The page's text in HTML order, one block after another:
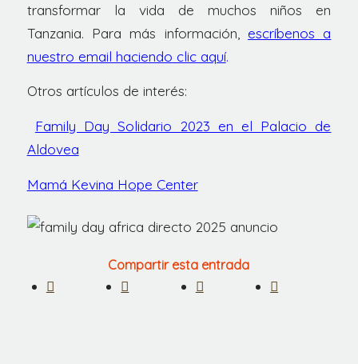
transformar la vida de muchos niños en
Tanzania. Para más información, escríbenos a
nuestro email haciendo clic aquí.
Otros artículos de interés:
Family Day Solidario 2023 en el Palacio de
Aldovea
Mamá Kevina Hope Center
Compartir esta entrada